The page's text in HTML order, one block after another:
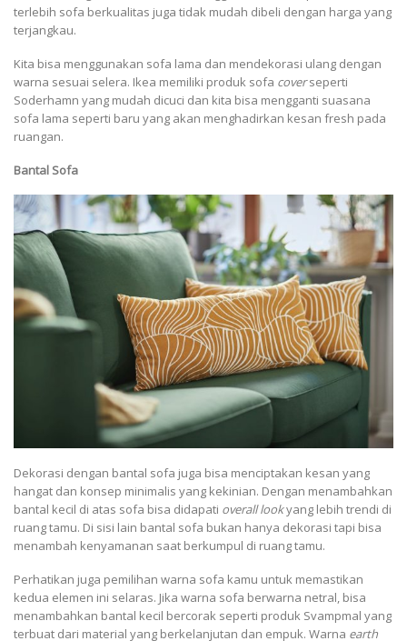
terlebih sofa berkualitas juga tidak mudah dibeli dengan harga yang
terjangkau.
Kita bisa menggunakan sofa lama dan mendekorasi ulang dengan
warna sesuai selera. Ikea memiliki produk sofa coverseperti
Soderhamn yang mudah dicuci dan kita bisa mengganti suasana
sofa lama seperti baru yang akan menghadirkan kesan fresh pada
ruangan.
Bantal Sofa
Dekorasi dengan bantal sofa juga bisa menciptakan kesan yang
hangat dan konsep minimalis yang kekinian. Dengan menambahkan
bantal kecil di atas sofa bisa didapati overall lookyang lebih trendi di
ruang tamu. Di sisi lain bantal sofa bukan hanya dekorasi tapi bisa
menambah kenyamanan saat berkumpul di ruang tamu.
Perhatikan juga pemilihan warna sofa kamu untuk memastikan
kedua elemen ini selaras. Jika warna sofa berwarna netral, bisa
menambahkan bantal kecil bercorak seperti produk Svampmal yang
terbuat dari material yang berkelanjutan dan empuk. Warna earth